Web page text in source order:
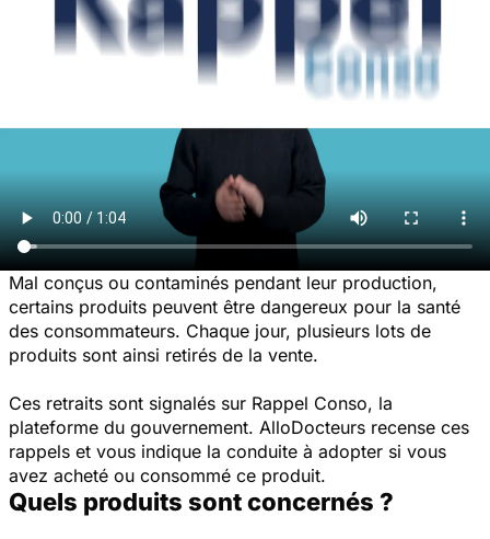
Mal conçus ou contaminés pendant leur production,
certains produits peuvent être dangereux pour la santé
des consommateurs. Chaque jour, plusieurs lots de
produits sont ainsi retirés de la vente.
Ces retraits sont signalés sur Rappel Conso, la
plateforme du gouvernement. AlloDocteurs recense ces
rappels et vous indique la conduite à adopter si vous
avez acheté ou consommé ce produit.
Quels produits sont concernés ?